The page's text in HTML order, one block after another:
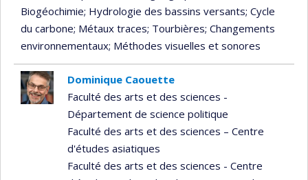
Biogéochimie; Hydrologie des bassins versants; Cycle
du carbone; Métaux traces; Tourbières; Changements
environnementaux; Méthodes visuelles et sonores
Dominique Caouette
Faculté des arts et des sciences -
Département de science politique
Faculté des arts et des sciences – Centre
d'études asiatiques
Faculté des arts et des sciences - Centre